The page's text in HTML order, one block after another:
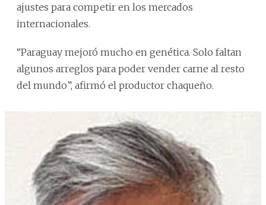
ajustes para competir en los mercados
internacionales.
“Paraguay mejoró mucho en genética. Solo faltan
algunos arreglos para poder vender carne al resto
del mundo”, afirmó el productor chaqueño.